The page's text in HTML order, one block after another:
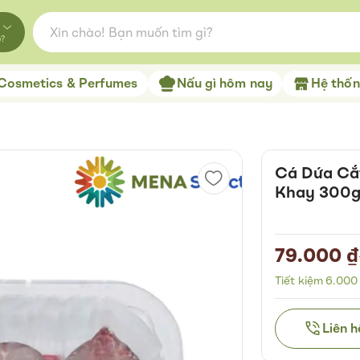
& Perfumes Nấu gì hôm nay Hệ
Cá Dứa
Khay 300g
Special
Price
79.000 ₫
Tiết kiệm
Liên